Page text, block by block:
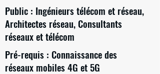
Public : Ingénieurs télécom et réseau,
Architectes réseau, Consultants
réseaux et télécom
Pré-requis : Connaissance des
réseaux mobiles 4G et 5G